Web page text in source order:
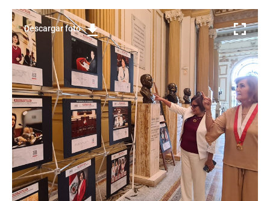
Descargar foto